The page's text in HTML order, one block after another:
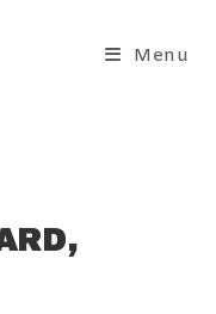
Menu